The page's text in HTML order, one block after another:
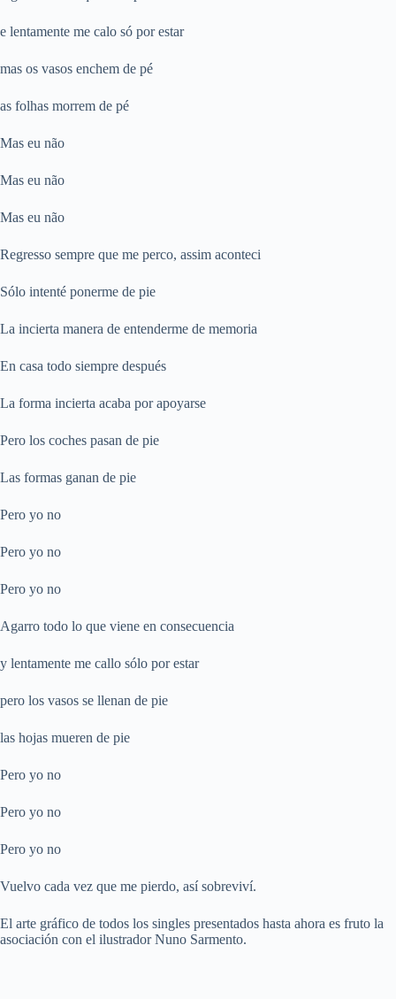
e lentamente me calo só por estar
mas os vasos enchem de pé
as folhas morrem de pé
Mas eu não
Mas eu não
Mas eu não
Regresso sempre que me perco, assim aconteci
Sólo intenté ponerme de pie
La incierta manera de entenderme de memoria
En casa todo siempre después
La forma incierta acaba por apoyarse
Pero los coches pasan de pie
Las formas ganan de pie
Pero yo no
Pero yo no
Pero yo no
Agarro todo lo que viene en consecuencia
y lentamente me callo sólo por estar
pero los vasos se llenan de pie
las hojas mueren de pie
Pero yo no
Pero yo no
Pero yo no
Vuelvo cada vez que me pierdo, así sobreviví.
El arte gráfico de todos los singles presentados hasta ahora es fruto la
asociación con el ilustrador Nuno Sarmento.